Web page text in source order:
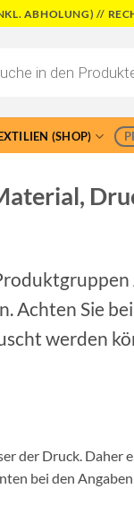
ABHOLUNG) //
(SHOP)
Achten Sie
werden
der Druck.
bei den